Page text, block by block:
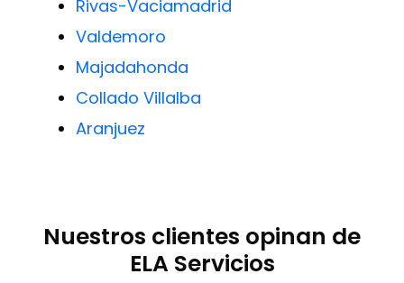
Rivas-Vaciamadrid
Valdemoro
Majadahonda
Collado Villalba
Aranjuez
Nuestros clientes opinan de
ELA Servicios